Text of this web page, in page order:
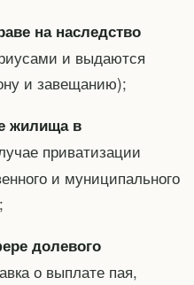
на наследство
и выдаются
и завещанию);
жилища в
приватизации
и муниципального
долевого
о выплате пая,